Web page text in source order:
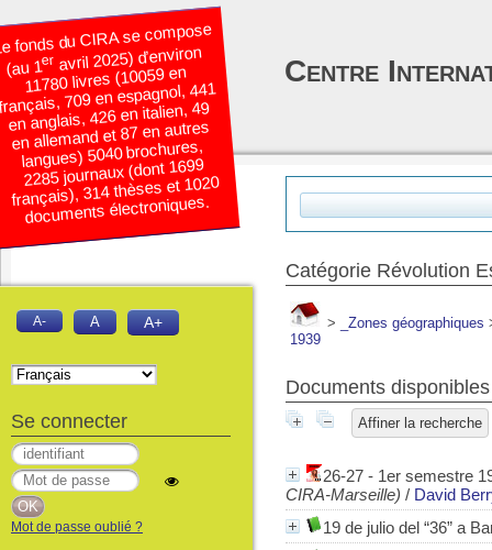
Catégorie Révolution
> _Zones géographiques
1939
Documents
Affiner la recherche
26-27 - 1er semestre
CIRA-Marseille) / David
19 de julio del “36” a
fonds du CIRA se compose
(au 1eravril 2025) d’environ
11780 livres (10059 en
709 en espagnol, 441
en anglais, 426 en italien, 49
en allemand et 87 en autres
langues) 5040 brochures,
2285 journaux (dont 1699
français), 314 thèses et 1020
documents électroniques.
Centre
A- A A+
Se connecter
Mot de passe oublié ?